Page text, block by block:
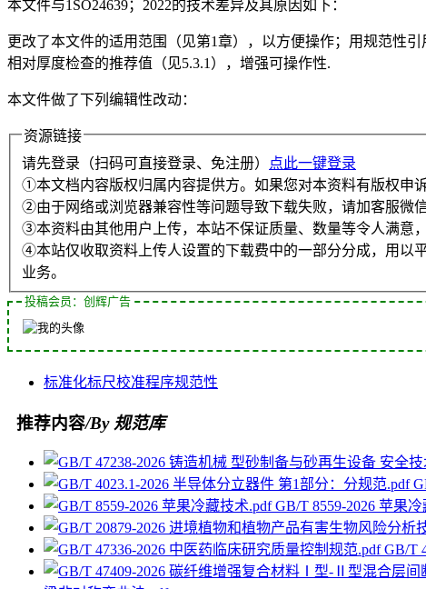
本文件与1SO24639；2022的技术差异及其原因如下：
更改了本文件的适用范围（见第1章），以方便操作；用规范性
相对厚度检查的推荐值（见5.3.1），增强可操作性.
本文件做了下列编辑性改动：
资源链接
请先登录（扫码可直接登录、免注册）
点此一键登录
①本文档内容版权归属内容提供方。如果您对本资料有版权申
②由于网络或浏览器兼容性等问题导致下载失败，请加客服微
③本资料由其他用户上传，本站不保证质量、数量等令人满意
④本站仅收取资料上传人设置的下载费中的一部分分成，用以
业务。
投稿会员：创辉广告
标准化标尺校准程序规范性
推荐内容/By 规范库
GB/T 8559-2026 苹果
GB/T